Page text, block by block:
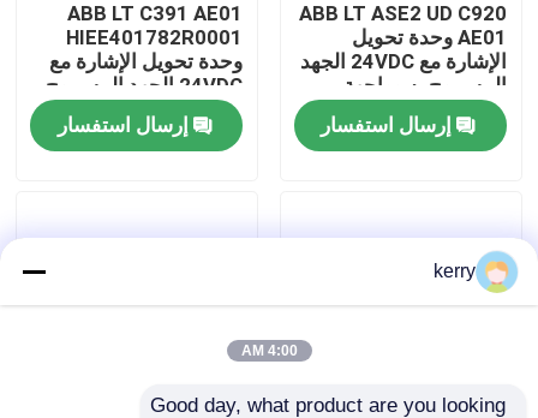
جولة في المعمل
رقابة جودة
مدونة
ABB 800xa
ABB LT ASE2 UD C920
AE01 وحدة تحويل
الإشارة مع 24VDC الجهد
المسموح به وواجهة
طاقة مستقرة لسهولة
التثبيتإرسال استفسار
ABB LT C391 AE01
HIEE401782R0001
وحدة تحويل الإشارة مع
24VDC الجهد المسموح
به وأجزاء صناعية دائمة
لتحويل الإشارة بدقة
إرسال استفسار
kerry
4:00 AM
Good day, what product are you looking